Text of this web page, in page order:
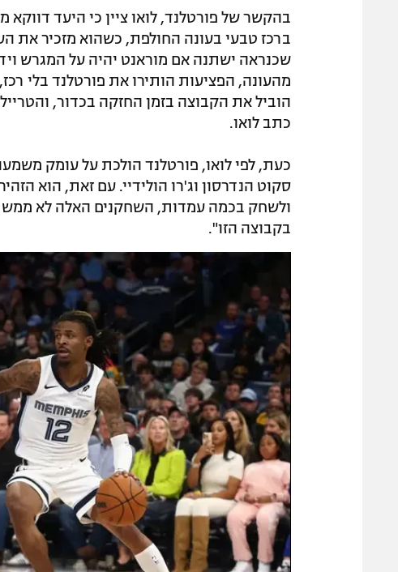
בהקשר של פורטלנד, לואו ציין כי היעד
ברכז טבעי בעונה החולפת, כשהוא מזכיר את
שכנראה ישתנה אם מוראנט יהיה על המגרש
מהעונה, הפציעות הותירו את פורטלנד בלי
הוביל את הקבוצה בזמן החזקה בכדור,
כתב לואו.
כעת, לפי לואו, פורטלנד הולכת על עומק
סקוט הנדרסון וג'רו הולידיי. עם זאת, הוא
ולשחק בכמה עמדות, השחקנים האלה לא ממש
בקבוצה הזו".